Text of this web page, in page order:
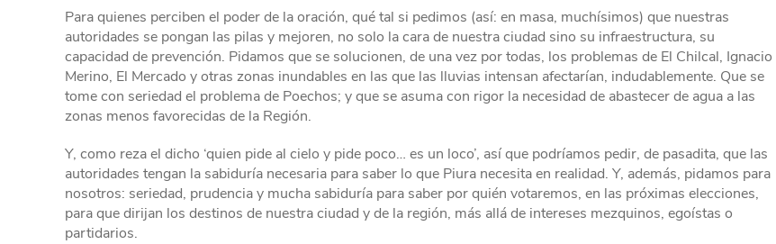
Para quienes perciben el poder de la oración, qué tal si pedimos (así: en masa, muchísimos) que nuestras
autoridades se pongan las pilas y mejoren, no solo la cara de nuestra ciudad sino su infraestructura, su
capacidad de prevención. Pidamos que se solucionen, de una vez por todas, los problemas de El Chilcal, Ignacio
Merino, El Mercado y otras zonas inundables en las que las lluvias intensan afectarían, indudablemente. Que se
tome con seriedad el problema de Poechos; y que se asuma con rigor la necesidad de abastecer de agua a las
zonas menos favorecidas de la Región.
Y, como reza el dicho ‘quien pide al cielo y pide poco… es un loco’, así que podríamos pedir, de pasadita, que las
autoridades tengan la sabiduría necesaria para saber lo que Piura necesita en realidad. Y, además, pidamos para
nosotros: seriedad, prudencia y mucha sabiduría para saber por quién votaremos, en las próximas elecciones,
para que dirijan los destinos de nuestra ciudad y de la región, más allá de intereses mezquinos, egoístas o
partidarios.